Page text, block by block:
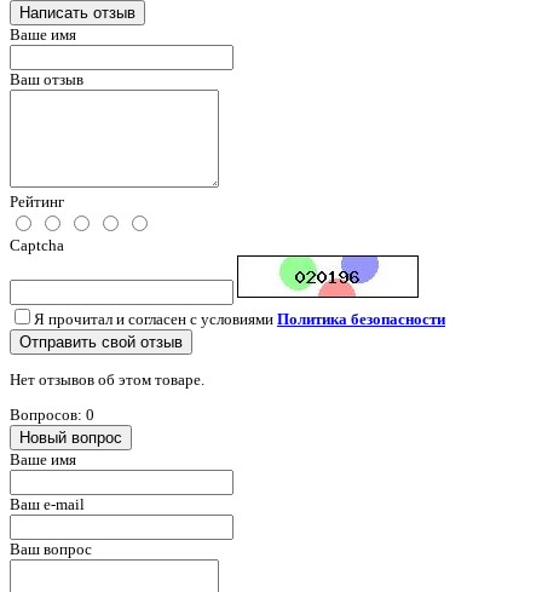
Написать отзыв
Ваше имя
Ваш отзыв
Рейтинг
Captcha
Я прочитал и согласен с условиями Политика безопасности
Отправить свой отзыв
Нет отзывов об этом товаре.
Вопросов: 0
Новый вопрос
Ваше имя
Ваш e-mail
Ваш вопрос